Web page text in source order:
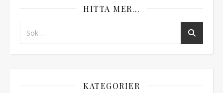
HITTA MER…
KATEGORIER